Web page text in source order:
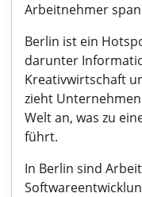
Arbeitnehmer
Berlin ist ein
darunter
Kreativwirtschaft
zieht
Welt an, was zu
führt.
In Berlin sind